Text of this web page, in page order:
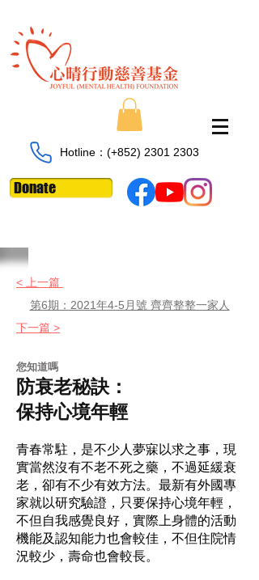
Hotline：​​(+852) 2301 2303
Donate
< 上一篇
第6期：2021年4-5月號 齊齊整整一家人
下一篇 >
​您知道嗎
防衰老秘訣：
保持心境年輕
青春常駐，是不少人夢寐以求之事，現
實當然沒有不老不死之藥，不過延緩衰
老，卻有不少有效方法。最新有外國專
家就以研究驗證，只要保持心境年輕，
不但自我感覺良好，實際上身體的活動
機能及認知能力也會較佳，不但住院情
況較少，壽命也會較長。